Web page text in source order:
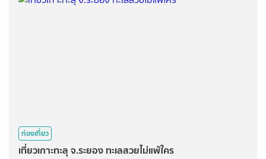
ท่องเที่ยว
เที่ยวเกาะทะลุ จ.ระยอง ทะเลสวยไม่แพ้ใคร